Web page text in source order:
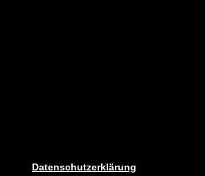
Datenschutzerklärung